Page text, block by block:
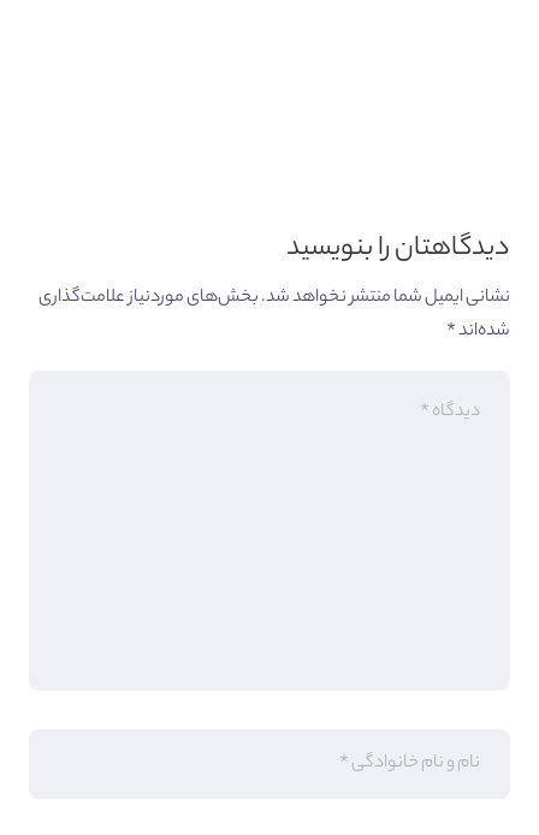
دیدگاهتان را بنویسید
نشانی ایمیل شما منتشر نخواهد شد.بخش‌های موردنیاز علامت‌گذاری
شده‌اند*